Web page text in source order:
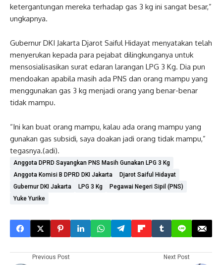
ketergantungan mereka terhadap gas 3 kg ini sangat besar,”
ungkapnya.
Gubernur DKI Jakarta Djarot Saiful Hidayat menyatakan telah
menyerukan kepada para pejabat dilingkunganya untuk
mensosialisasikan surat edaran larangan LPG 3 Kg. Dia pun
mendoakan apabila masih ada PNS dan orang mampu yang
menggunakan gas 3 kg menjadi orang yang benar-benar
tidak mampu.
“Ini kan buat orang mampu, kalau ada orang mampu yang
gunakan gas subsidi, saya doakan jadi orang tidak mampu,”
tegasnya.(adi).
Anggota DPRD Sayangkan PNS Masih Gunakan LPG 3 Kg
Anggota Komisi B DPRD DKI Jakarta
Djarot Saiful Hidayat
Gubernur DKI Jakarta
LPG 3 Kg
Pegawai Negeri Sipil (PNS)
Yuke Yurike
Previous Post Next Post